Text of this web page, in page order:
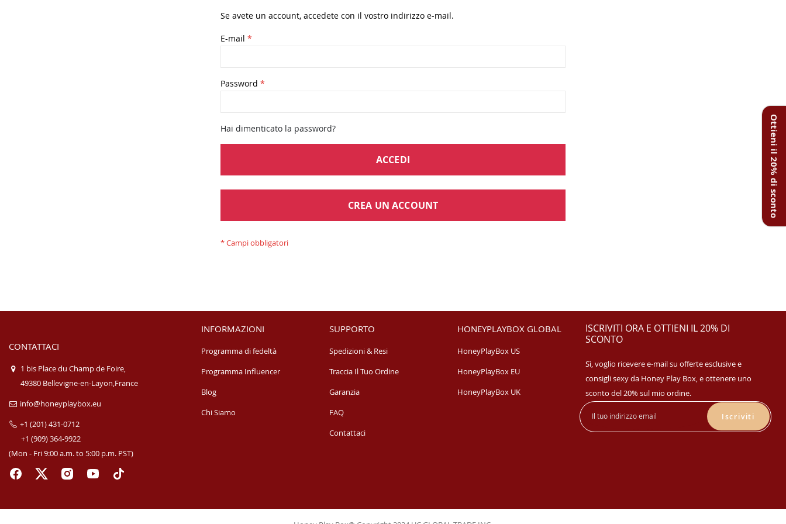
Ottieni il 20% di sconto
Se avete un account, accedete con il vostro indirizzo e-mail.
E-mail
Password
Hai dimenticato la password?
ACCEDI
CREA UN ACCOUNT
CONTATTACI
1 bis Place du Champ de Foire,
49380 Bellevigne-en-Layon,France
info@honeyplaybox.eu
+1 (201) 431-0712
+1 (909) 364-9922
(Mon - Fri 9:00 a.m. to 5:00 p.m. PST)
INFORMAZIONI
Programma di fedeltà
Programma Influencer
Blog
Chi Siamo
SUPPORTO
Spedizioni & Resi
Traccia Il Tuo Ordine
Garanzia
FAQ
Contattaci
HONEYPLAYBOX GLOBAL
HoneyPlayBox US
HoneyPlayBox EU
HoneyPlayBox UK
ISCRIVITI ORA E OTTIENI IL 20% DI
SCONTO
Sì, voglio ricevere e-mail su offerte esclusive e
consigli sexy da Honey Play Box, e ottenere uno
sconto del 20% sul mio ordine.
Iscriviti